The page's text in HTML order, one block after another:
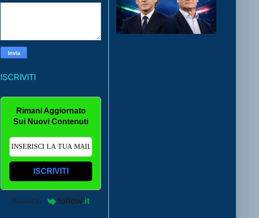
ISCRIVITI
Rimani Aggiornato
Sui Nuovi Contenuti
ISCRIVITI
Powered by